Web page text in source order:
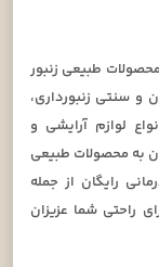
طبیعی زنبور
زنبورداری،
آرایشی و
طبیعی
از جمله
شما عزیزان